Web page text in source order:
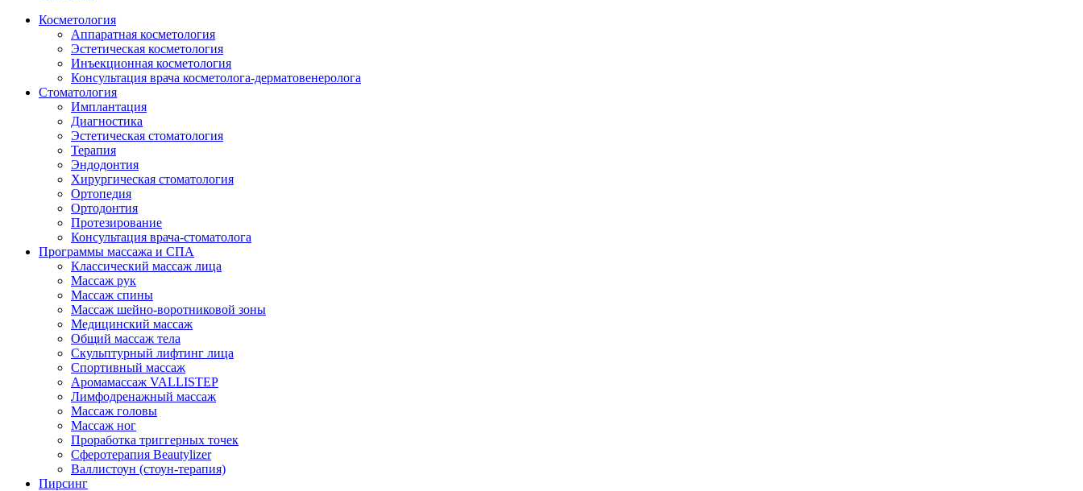
Косметология
Аппаратная косметология
Эстетическая косметология
Инъекционная косметология
Консультация врача косметолога-дерматовенеролога
Стоматология
Имплантация
Диагностика
Эстетическая стоматология
Терапия
Эндодонтия
Хирургическая стоматология
Ортопедия
Ортодонтия
Протезирование
Консультация врача-стоматолога
Программы массажа и СПА
Классический массаж лица
Массаж рук
Массаж спины
Массаж шейно-воротниковой зоны
Медицинский массаж
Общий массаж тела
Скульптурный лифтинг лица
Спортивный массаж
Аромамассаж VALLISTEP
Лимфодренажный массаж
Массаж головы
Массаж ног
Проработка триггерных точек
Сферотерапия Beautylizer
Валлистоун (стоун-терапия)
Пирсинг